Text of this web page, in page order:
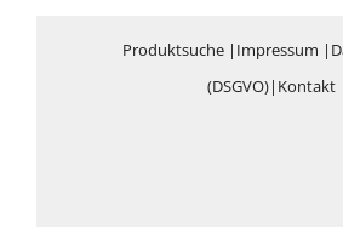
Produktsuche| Impressum |
(DSGVO)| Kontakt